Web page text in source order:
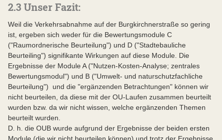
2.3 Unser Fazit:
Weil die Verkehrsabnahme auf der Burgkirchnerstraße so gering
ist, ergeben sich weder für die Bewertungsmodule C
("Raumordnerische Beurteilung") und D ("Stadtebauliche
Beurteiling") signifikante Wirkungen auf diese Module. Die
Ergebnisse der Module A ("Nutzen-Kosten-Analyse; zentrales
Bewertungsmodul") und B ("Umwelt- und naturschutzfachliche
Beurteilung") und die "ergänzenden Betrachtungen" können wir
nicht beurteilen, da diese mit der OU-Laufen zusammen beurteilt
wurden bzw. da wir nicht wissen, welche ergänzenden Themen
beurteilt wurden.
D. h. die OUB wurde aufgrund der Ergebnisse der beiden ersten